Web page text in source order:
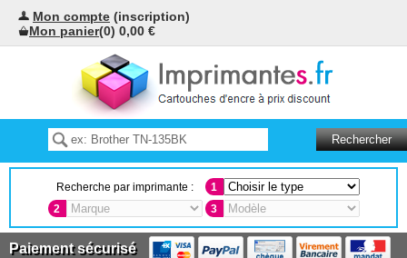
Mon compte (inscription)
Mon panier(0) 0,00 €
Recherche par imprimante :
1
2
3
Paiement sécurisé